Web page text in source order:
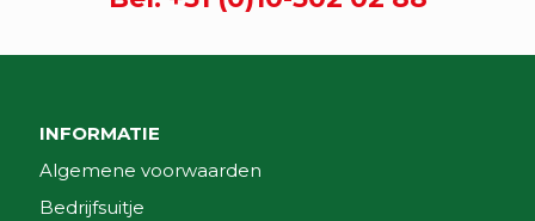
INFORMATIE
Algemene voorwaarden
Bedrijfsuitje